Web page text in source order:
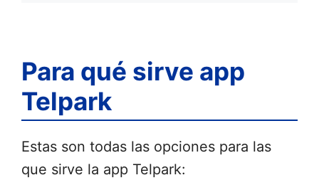
Para qué sirve app
Telpark
Estas son todas las opciones para las
que sirve la app Telpark: